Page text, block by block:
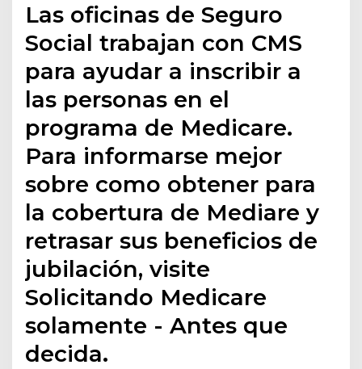
Las oficinas de Seguro
Social trabajan con CMS
para ayudar a inscribir a
las personas en el
programa de Medicare.
Para informarse mejor
sobre como obtener para
la cobertura de Mediare y
retrasar sus beneficios de
jubilación, visite
Solicitando Medicare
solamente - Antes que
decida.